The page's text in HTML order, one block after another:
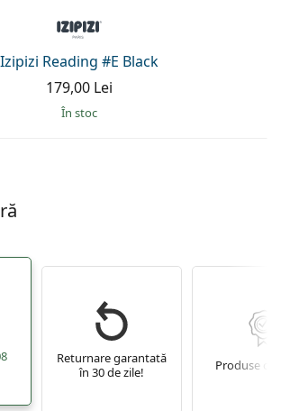
Izipizi Reading #E Black
179,00 Lei
În stoc
Returnare garantată
în 30 de zile!
Produse